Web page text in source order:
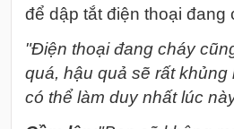
để dập tắt điện thoại đang
"Điện thoại đang cháy
quá, hậu quả sẽ rất khủng
có thể làm duy nhất lúc